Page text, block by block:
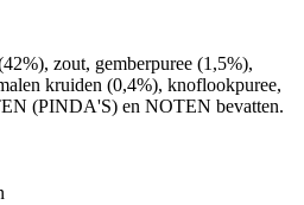
zout, gemberpuree (1,5%),
kruiden (0,4%), knoflookpuree,
(PINDA'S) en NOTEN bevatten.